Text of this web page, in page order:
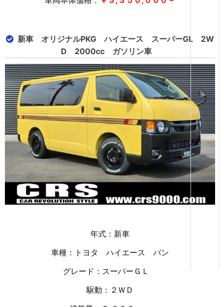
新車 オリジナルPKG ハイエース スーパーGL 2W
D 2000cc ガソリン車
年式：新車
車種：トヨタ ハイエース バン
グレード：スーパーＧＬ
駆動：２ＷＤ